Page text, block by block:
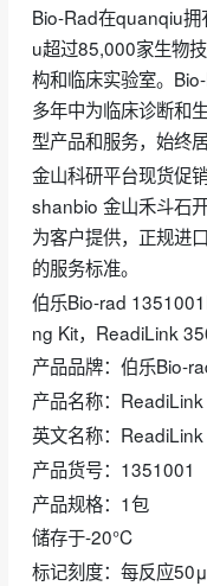
Bio-Rad在quanqiu
u超过85,000家生物
构和临床实验室。
多年中为临床诊断和
型产品和服务，始终
金山科研平台现货促
shanbio 金山禾斗石
为客户提供，正规进
的服务标准。
伯乐Bio-rad
ng Kit，ReadiLink
产品品牌：伯乐Bio-
产品名称：
英文名称：
产品货号：1351001
产品规格：1包
储存于-20°C
标记刻度：每反应